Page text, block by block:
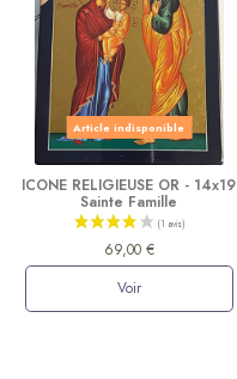
Article indisponible
ICONE RELIGIEUSE OR - 14x19
Sainte Famille
69,00 €
Voir